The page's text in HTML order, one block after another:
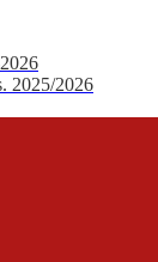
2025/2026